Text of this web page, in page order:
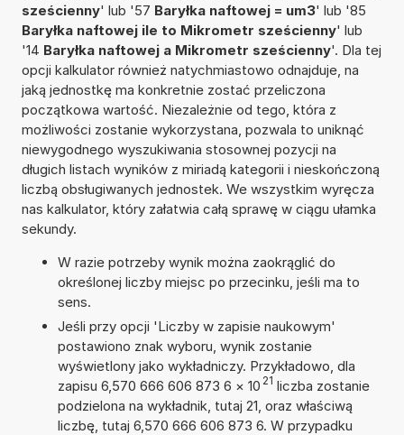
sześcienny' lub '57 Baryłka naftowej = um3' lub '85
Baryłka naftowej ile to Mikrometr sześcienny' lub
'14 Baryłka naftowej a Mikrometr sześcienny'. Dla tej
opcji kalkulator również natychmiastowo odnajduje, na
jaką jednostkę ma konkretnie zostać przeliczona
początkowa wartość. Niezależnie od tego, która z
możliwości zostanie wykorzystana, pozwala to uniknąć
niewygodnego wyszukiwania stosownej pozycji na
długich listach wyników z miriadą kategorii i nieskończoną
liczbą obsługiwanych jednostek. We wszystkim wyręcza
nas kalkulator, który załatwia całą sprawę w ciągu ułamka
sekundy.
W razie potrzeby wynik można zaokrąglić do
określonej liczby miejsc po przecinku, jeśli ma to
sens.
Jeśli przy opcji 'Liczby w zapisie naukowym'
postawiono znak wyboru, wynik zostanie
wyświetlony jako wykładniczy. Przykładowo, dla
zapisu 6,570 666 606 873 6 × 10 21 liczba zostanie
podzielona na wykładnik, tutaj 21, oraz właściwą
liczbę, tutaj 6,570 666 606 873 6. W przypadku